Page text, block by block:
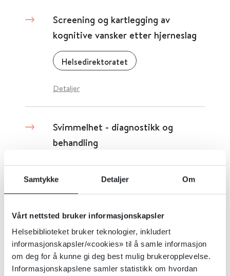
Samtykke Detaljer Om
Vårt nettsted bruker informasjonskapsler
Helsebiblioteket bruker teknologier, inkludert
informasjonskapsler/«cookies» til å samle informasjon
om deg for å kunne gi deg best mulig brukeropplevelse.
Informasjonskapslene samler statistikk om hvordan
Screening og kartlegging av
kognitive vansker etter hjerneslag
Helsedirektoratet
Detaljer
Svimmelhet - diagnostikk og
behandling
Nasjonalt kompetansesenter for vestibulære sykdommer
Detaljer
Søvnsykdommer -
Kvalitetsverktøy (anbefalinger og
retningslinjer)